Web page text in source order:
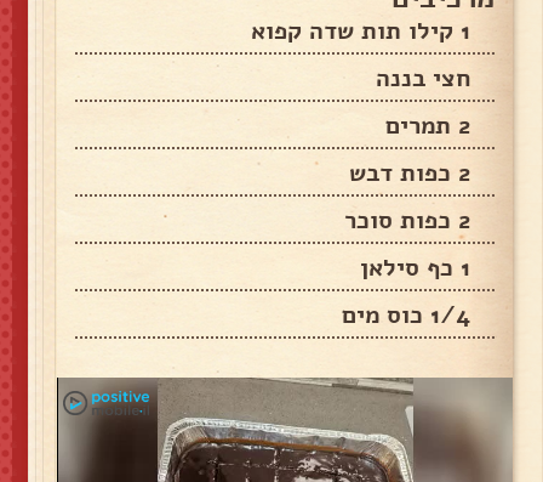
1 קילו תות שדה קפוא
חצי בננה
2 תמרים
2 כפות דבש
2 כפות סוכר
1 כף סילאן
1/4 כוס מים